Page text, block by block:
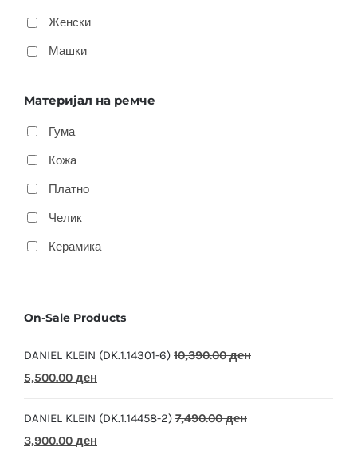
Женски
Машки
Материјал на ремче
Гума
Кожа
Платно
Челик
Керамика
On-Sale Products
DANIEL KLEIN (DK.1.14301-6) 10,390.00ден
Original
was:
10,390.00 ден.
5,500.00 ден
is:
5,500.00 ден.
DANIEL KLEIN (DK.1.14458-2) 7,490.00ден
Original
3,900.00 ден